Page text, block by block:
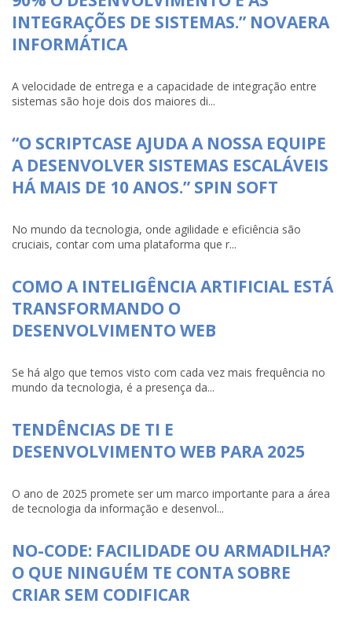
INTEGRAÇÕES DE SISTEMAS.” NOVAERA
INFORMÁTICA
A velocidade de entrega e a capacidade de integração entre
sistemas são hoje dois dos maiores di...
“O SCRIPTCASE AJUDA A NOSSA EQUIPE
A DESENVOLVER SISTEMAS ESCALÁVEIS
HÁ MAIS DE 10 ANOS.” SPIN SOFT
No mundo da tecnologia, onde agilidade e eficiência são
cruciais, contar com uma plataforma que r...
COMO A INTELIGÊNCIA ARTIFICIAL ESTÁ
TRANSFORMANDO O
DESENVOLVIMENTO WEB
Se há algo que temos visto com cada vez mais frequência no
mundo da tecnologia, é a presença da...
TENDÊNCIAS DE TI E
DESENVOLVIMENTO WEB PARA 2025
O ano de 2025 promete ser um marco importante para a área
de tecnologia da informação e desenvol...
NO-CODE: FACILIDADE OU ARMADILHA?
O QUE NINGUÉM TE CONTA SOBRE
CRIAR SEM CODIFICAR